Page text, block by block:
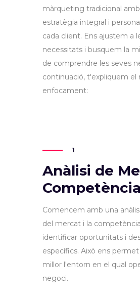
màrqueting tradicional
estratègia integral i
cada client. Ens ajustem a
necessitats i busquem la
de comprendre les seves
continuació, t'expliquem el
enfocament:
1
Anàlisi de
Competència
Comencem amb una
del mercat i la
identificar oportunitats i
específics. Això ens
millor l'entorn en el qual
negoci.